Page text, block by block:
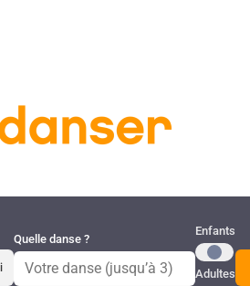
Quelle danse ?
Enfants
Adultes